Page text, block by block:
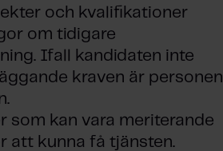
och kvalifikationer
om tidigare
Ifall kandidaten inte
kraven är personen
som kan vara meriterande
att kunna få tjänsten.